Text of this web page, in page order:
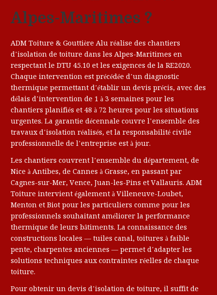
Alpes-Maritimes ?
ADM Toiture & Gouttière Alu réalise des chantiers
d’isolation de toiture dans les Alpes-Maritimes en
respectant le DTU 45.10 et les exigences de la RE2020.
Chaque intervention est précédée d’un diagnostic
thermique permettant d’établir un devis précis, avec des
délais d’intervention de 1 à 3 semaines pour les
chantiers planifiés et 48 à 72 heures pour les situations
urgentes. La garantie décennale couvre l’ensemble des
travaux d’isolation réalisés, et la responsabilité civile
professionnelle de l’entreprise est à jour.
Les chantiers couvrent l’ensemble du département, de
Nice à Antibes, de Cannes à Grasse, en passant par
Cagnes-sur-Mer, Vence, Juan-les-Pins et Vallauris. ADM
Toiture intervient également à Villeneuve-Loubet,
Menton et Biot pour les particuliers comme pour les
professionnels souhaitant améliorer la performance
thermique de leurs bâtiments. La connaissance des
constructions locales — tuiles canal, toitures à faible
pente, charpentes anciennes — permet d’adapter les
solutions techniques aux contraintes réelles de chaque
toiture.
Pour obtenir un devis d’isolation de toiture, il suffit de